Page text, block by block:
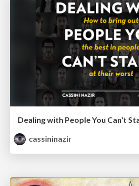
cassininazir